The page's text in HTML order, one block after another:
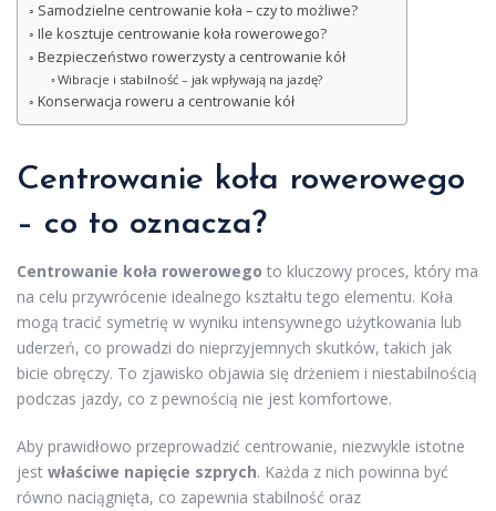
Samodzielne centrowanie koła – czy to możliwe?
Ile kosztuje centrowanie koła rowerowego?
Bezpieczeństwo rowerzysty a centrowanie kół
Wibracje i stabilność – jak wpływają na jazdę?
Konserwacja roweru a centrowanie kół
Centrowanie koła rowerowego
– co to oznacza?
Centrowanie koła rowerowego to kluczowy proces, który ma
na celu przywrócenie idealnego kształtu tego elementu. Koła
mogą tracić symetrię w wyniku intensywnego użytkowania lub
uderzeń, co prowadzi do nieprzyjemnych skutków, takich jak
bicie obręczy. To zjawisko objawia się drżeniem i niestabilnością
podczas jazdy, co z pewnością nie jest komfortowe.
Aby prawidłowo przeprowadzić centrowanie, niezwykle istotne
jest właściwe napięcie szprych. Każda z nich powinna być
równo naciągnięta, co zapewnia stabilność oraz